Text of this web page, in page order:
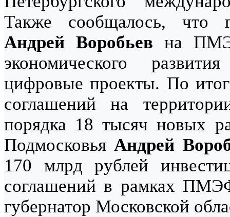
Также сообщалось, что
Андрей Воробьев на
экономического
цифровые проекты. По
соглашений на
порядка 18 тысяч новых
ПодмосковьяАндрей
170 млрд рублей
соглашений в рамках
губернатор Московской